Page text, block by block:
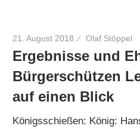
21. August 2018 Olaf Stöppel
Ergebnisse und
Bürgerschützen
auf einen Blick
Königsschießen: König: